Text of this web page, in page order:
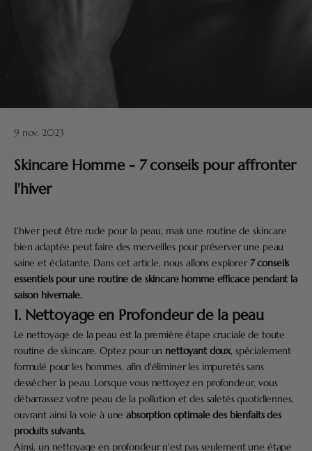
9 nov. 2023
Skincare Homme - 7 conseils pour affronter
l'hiver
L'hiver peut être rude pour la peau, mais une routine de skincare
bien adaptée peut faire des merveilles pour préserver une peau
saine et éclatante. Dans cet article, nous allons explorer7 conseils
essentiels pour une routine de skincare homme efficace pendant la
saison hivernale.
1. Nettoyage en Profondeur de la peau
Le nettoyage de la peau est la première étape cruciale de toute
routine de skincare. Optez pour un nettoyant doux, spécialement
formulé pour les hommes, afin d'éliminer les impuretés sans
dessécher la peau. Lorsque vous nettoyez en profondeur, vous
débarrassez votre peau de la pollution et des saletés quotidiennes,
ouvrant ainsi la voie à uneabsorption optimale des bienfaits des
produits suivants.
Ainsi, un nettoyage en profondeur n'est pas seulement une étape